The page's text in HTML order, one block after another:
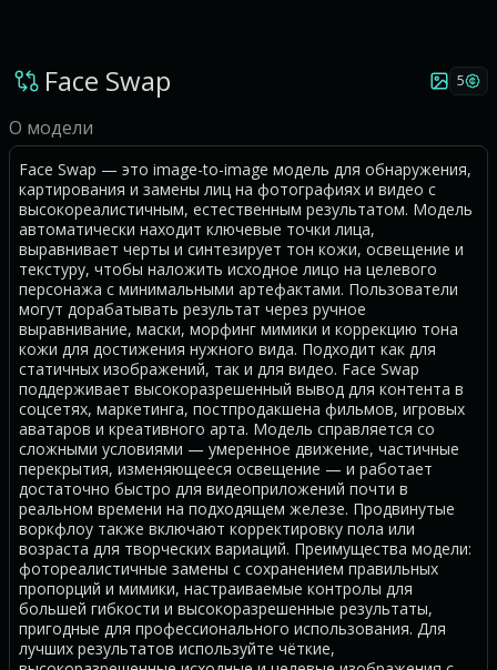
Face Swap 5
О модели
Face Swap — это image-to-image модель для обнаружения,
картирования и замены лиц на фотографиях и видео с
высокореалистичным, естественным результатом. Модель
автоматически находит ключевые точки лица,
выравнивает черты и синтезирует тон кожи, освещение и
текстуру, чтобы наложить исходное лицо на целевого
персонажа с минимальными артефактами. Пользователи
могут дорабатывать результат через ручное
выравнивание, маски, морфинг мимики и коррекцию тона
кожи для достижения нужного вида. Подходит как для
статичных изображений, так и для видео. Face Swap
поддерживает высокоразрешенный вывод для контента в
соцсетях, маркетинга, постпродакшена фильмов, игровых
аватаров и креативного арта. Модель справляется со
сложными условиями — умеренное движение, частичные
перекрытия, изменяющееся освещение — и работает
достаточно быстро для видеоприложений почти в
реальном времени на подходящем железе. Продвинутые
воркфлоу также включают корректировку пола или
возраста для творческих вариаций. Преимущества модели:
фотореалистичные замены с сохранением правильных
пропорций и мимики, настраиваемые контролы для
большей гибкости и высокоразрешенные результаты,
пригодные для профессионального использования. Для
лучших результатов используйте чёткие,